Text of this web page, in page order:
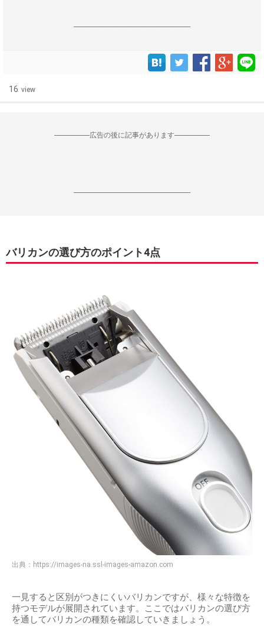
------------------------------------------------------------------
16 view
--------------------広告の後に記事があります--------------------
------------------------------------------------------------------
バリカンの選び方のポイント4点
出典： https://images-na.ssl-images-amazon.com
一見すると区別がつきにくいバリカンですが、様々な特徴を
持つモデルが展開されています。ここではバリカンの選び方
を通してバリカンの種類を確認していきましょう。